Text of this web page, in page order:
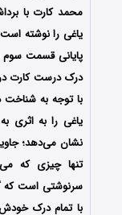
محمد کارت با
یاغی را نوشته
پایانی قسمت سوم
درک درست کارت
با توجه به شناخت
یاغی را به اثری
نشان می‌دهد؛
تنها چیزی که
سرنوشتی است که
با تمام درک